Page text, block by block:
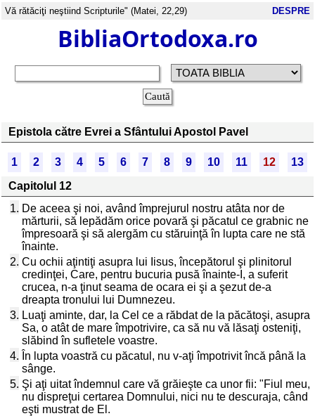
Vă rătăciţi neştiind Scripturile" (Matei, 22,29) DESPRE
BibliaOrtodoxa.ro
Epistola către Evrei a Sfântului Apostol Pavel
1 2 3 4 5 6 7 8 9 10 11 12
13
Capitolul 12
1. De aceea şi noi, având împrejurul nostru atâta nor de
mărturii, să lepădăm orice povară şi păcatul ce grabnic ne
împresoară şi să alergăm cu stăruinţă în lupta care ne stă
înainte.
2. Cu ochii aţintiţi asupra lui Iisus, începătorul şi plinitorul
credinţei, Care, pentru bucuria pusă înainte-I, a suferit
crucea, n-a ţinut seama de ocara ei şi a şezut de-a
dreapta tronului lui Dumnezeu.
3. Luaţi aminte, dar, la Cel ce a răbdat de la păcătoşi, asupra
Sa, o atât de mare împotrivire, ca să nu vă lăsaţi osteniţi,
slăbind în sufletele voastre.
4. În lupta voastră cu păcatul, nu v-aţi împotrivit încă până la
sânge.
5. Şi aţi uitat îndemnul care vă grăieşte ca unor fii: "Fiul meu,
nu dispreţui certarea Domnului, nici nu te descuraja, când
eşti mustrat de El.